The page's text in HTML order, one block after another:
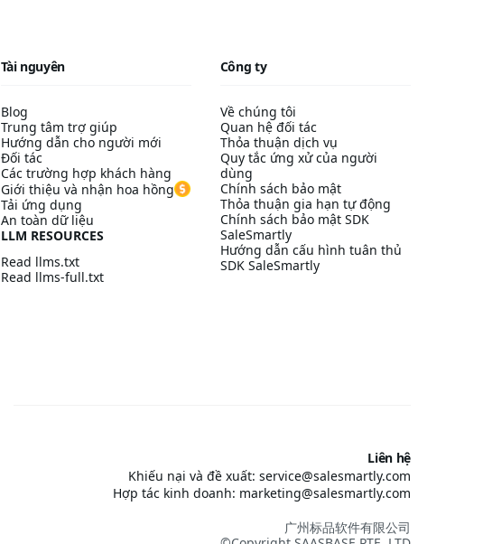
Tài nguyên
Blog
Trung tâm trợ giúp
Hướng dẫn cho người mới
Đối tác
Các trường hợp khách hàng
Giới thiệu và nhận hoa hồng
Tải ứng dụng
An toàn dữ liệu
LLM RESOURCES
Read llms.txt
Read llms-full.txt
Công ty
Về chúng tôi
Quan hệ đối tác
Thỏa thuận dịch vụ
Quy tắc ứng xử của người
dùng
Chính sách bảo mật
Thỏa thuận gia hạn tự động
Chính sách bảo mật SDK
SaleSmartly
Hướng dẫn cấu hình tuân thủ
SDK SaleSmartly
Liên hệ
Khiếu nại và đề xuất: service@salesmartly.com
Hợp tác kinh doanh: marketing@salesmartly.com
广州标品软件有限公司